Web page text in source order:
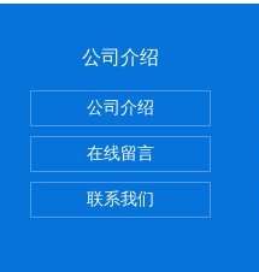
公司介绍
公司介绍
在线留言
联系我们